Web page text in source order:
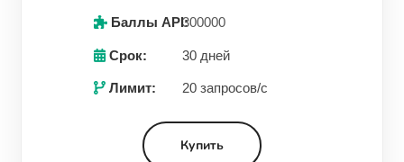
Баллы API:300000
Срок: 30 дней
Лимит: 20 запросов/с
Купить